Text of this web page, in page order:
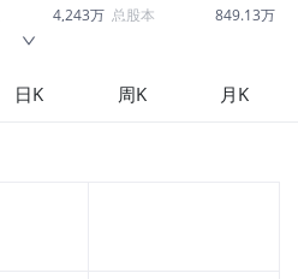
4,243万 总股本
849.13万
市盈率
-0.17
日K 周K 月K